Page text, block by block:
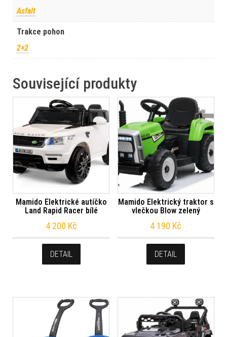
Asfalt
Trakce pohon
2×2
Související produkty
Mamido Elektrické autíčko
Land Rapid Racer bílé
4 200 Kč
DETAIL
Mamido Elektrický traktor s
vlečkou Blow zelený
4 190 Kč
DETAIL